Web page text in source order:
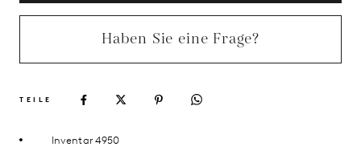
Haben Sie eine Frage?
TEILE
Inventar 4950